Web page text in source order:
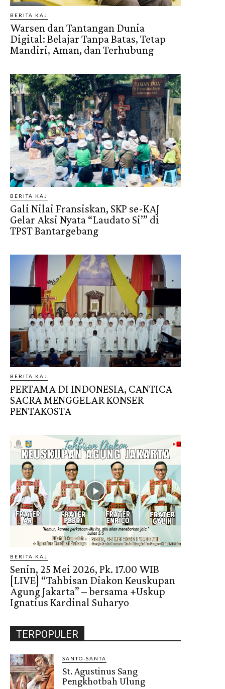
BERITA KAJ
Warsen dan Tantangan Dunia
Digital: Belajar Tanpa Batas, Tetap
Mandiri, Aman, dan Terhubung
BERITA KAJ
Gali Nilai Fransiskan, SKP se-KAJ
Gelar Aksi Nyata “Laudato Si’” di
TPST Bantargebang
BERITA KAJ
PERTAMA DI INDONESIA, CANTICA
SACRA MENGGELAR KONSER
PENTAKOSTA
BERITA KAJ
Senin, 25 Mei 2026, Pk. 17.00 WIB
[LIVE] “Tahbisan Diakon Keuskupan
Agung Jakarta” – bersama +Uskup
Ignatius Kardinal Suharyo
TERPOPULER
SANTO-SANTA
St. Agustinus Sang
Pengkhotbah Ulung